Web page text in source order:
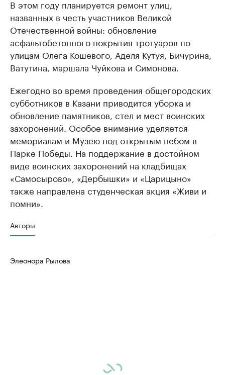
В этом году планируется ремонт улиц,
названных в честь участников Великой
Отечественной войны: обновление
асфальтобетонного покрытия тротуаров по
улицам Олега Кошевого, Аделя Кутуя, Бичурина,
Ватутина, маршала Чуйкова и Симонова.
Ежегодно во время проведения общегородских
субботников в Казани приводится уборка и
обновление памятников, стел и мест воинских
захоронений. Особое внимание уделяется
мемориалам и Музею под открытым небом в
Парке Победы. На поддержание в достойном
виде воинских захоронений на кладбищах
«Самосырово», «Дербышки» и «Царицыно»
также направлена студенческая акция «Живи и
помни».
Авторы
Элеонора Рылова